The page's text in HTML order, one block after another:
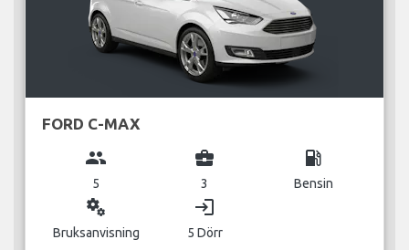
FORD C-MAX
group
5
business_center
3
local_gas_station
Bensin
miscellaneous_services
Bruksanvisning
login
5 Dörr